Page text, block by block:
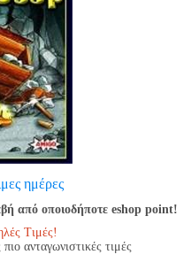
ημέρες
από οποιοδήποτε eshop point!
Τιμές!
ανταγωνιστικές τιμές